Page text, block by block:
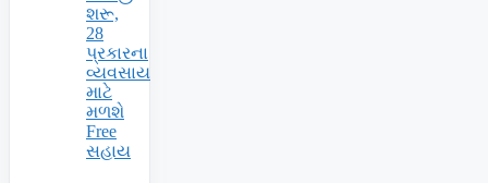
શરૂ,
28
પ્રકારના
વ્યવસાય
માટે
મળશે
Free
સહાય